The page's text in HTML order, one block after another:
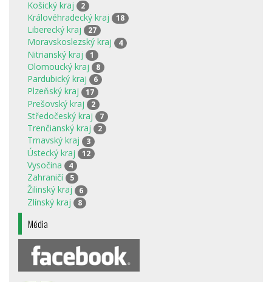
Košický kraj 2
Královéhradecký kraj 18
Liberecký kraj 27
Moravskoslezský kraj 4
Nitrianský kraj 1
Olomoucký kraj 8
Pardubický kraj 6
Plzeňský kraj 17
Prešovský kraj 2
Středočeský kraj 7
Trenčianský kraj 2
Trnavský kraj 3
Ústecký kraj 12
Vysočina 4
Zahraničí 5
Žilinský kraj 6
Zlínský kraj 8
Média